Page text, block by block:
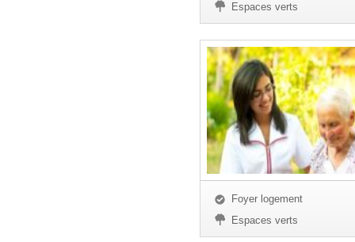
Espaces verts
Foyer logement
Espaces verts